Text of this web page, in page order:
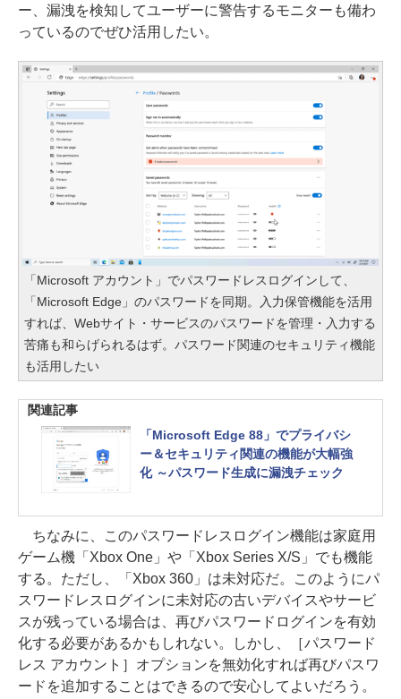
ー、漏洩を検知してユーザーに警告するモニターも備わ
っているのでぜひ活用したい。
「Microsoft アカウント」でパスワードレスログインして、
「Microsoft Edge」のパスワードを同期。入力保管機能を活用
すれば、Webサイト・サービスのパスワードを管理・入力する
苦痛も和らげられるはず。パスワード関連のセキュリティ機能
も活用したい
関連記事
「Microsoft Edge 88」でプライバシ
ー＆セキュリティ関連の機能が大幅強
化 ～パスワード生成に漏洩チェック
ちなみに、このパスワードレスログイン機能は家庭用
ゲーム機「Xbox One」や「Xbox Series X/S」でも機能
する。ただし、「Xbox 360」は未対応だ。このようにパ
スワードレスログインに未対応の古いデバイスやサービ
スが残っている場合は、再びパスワードログインを有効
化する必要があるかもしれない。しかし、［パスワード
レス アカウント］オプションを無効化すれば再びパスワ
ードを追加することはできるので安心してよいだろう。